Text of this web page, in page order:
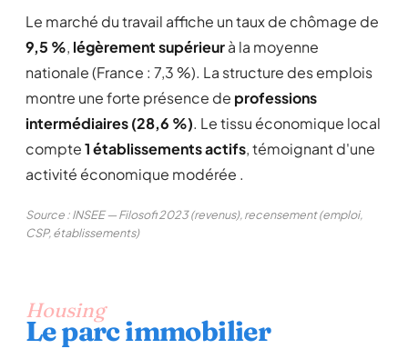
Le marché du travail affiche un taux de chômage de
9,5 %, légèrement supérieurà la moyenne
nationale (France : 7,3 %). La structure des emplois
montre une forte présence de professions
intermédiaires (28,6 %). Le tissu économique local
compte1 établissements actifs, témoignant d'une
activité économique modérée .
Source : INSEE — Filosofi 2023 (revenus), recensement (emploi,
CSP, établissements)
Housing
Le parc immobilier